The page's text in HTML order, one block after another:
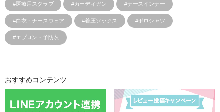
#医療用スクラブ #カーディガン #ナースインナー
#白衣・ナースウェア #着圧ソックス #ポロシャツ
#エプロン・予防衣
おすすめコンテンツ